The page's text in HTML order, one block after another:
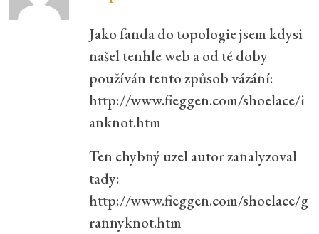
Jako fanda do topologie jsem kdysi
našel tenhle web a od té doby
používán tento způsob vázání:
http://www.fieggen.com/shoelace/i
anknot.htm
Ten chybný uzel autor zanalyzoval
tady:
http://www.fieggen.com/shoelace/g
rannyknot.htm